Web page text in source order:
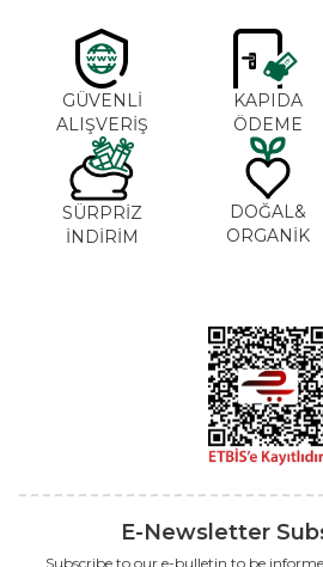
GÜVENLİ
ALIŞVERİŞ
KAPIDA
ÖDEME
SÜRPRİZ
İNDİRİM
DOĞAL&
ORGANİK
E-Newsletter
Subscribe to our e-bulletin to be